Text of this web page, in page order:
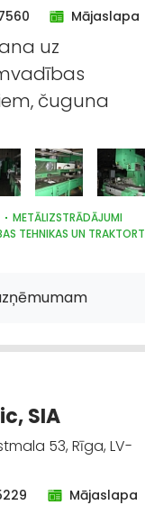
Mājaslapa
uz
čuguna
METĀLIZSTRĀDĀJUMI
TEHNIKAS UN
SIA
53, Rīga, LV-
Mājaslapa